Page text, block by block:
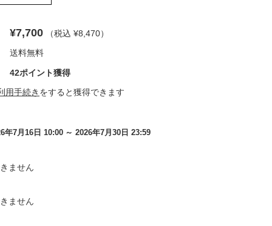
蔦
屋
店
屋
¥7,700 （税込 ¥8,470）
送料無料
42ポイント獲得
用手続き をすると獲得できます
年7月16日 10:00 ～ 2026年7月30日 23:59
ません
ません